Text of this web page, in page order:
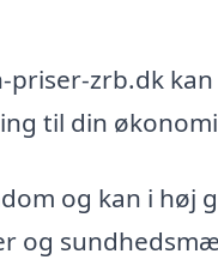
priser-zrb.dk
til din
og kan i høj
og